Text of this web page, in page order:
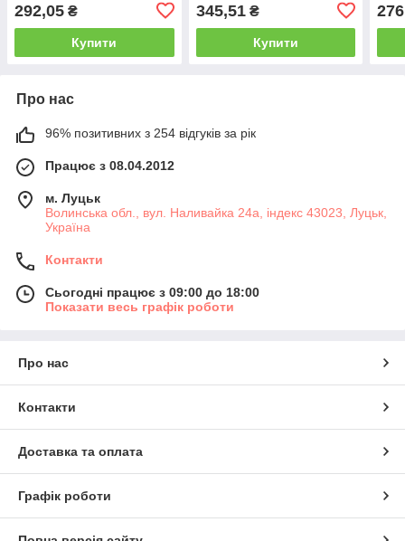
292,05 ₴
Купити
345,51₴
Купити
Про нас
96% позитивних з 254 відгуків за рік
Працює з 08.04.2012
м. Луцьк
Волинська обл., вул. Наливайка 24а, індекс 43023, Луцьк,
Україна
Контакти
Сьогодні працює з 09:00 до 18:00
Показати весь графік роботи
Про нас
Контакти
Доставка та оплата
Графік роботи